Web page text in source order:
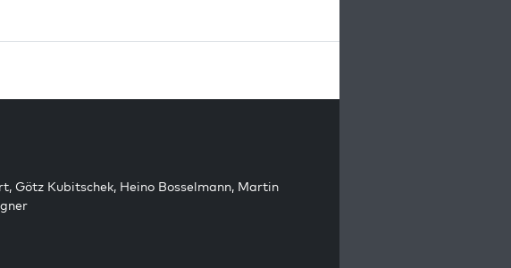
, Götz Kubitschek, Heino Bosselmann, Martin